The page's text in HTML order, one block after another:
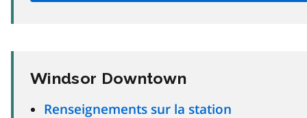
Windsor Downtown
Renseignements sur la station